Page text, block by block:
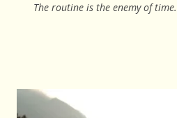
The routine is the enemy of